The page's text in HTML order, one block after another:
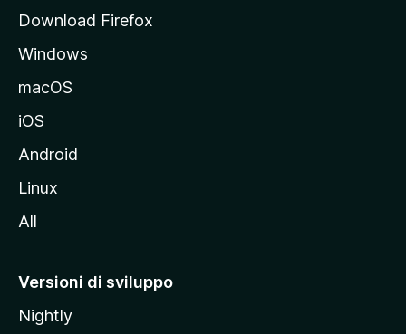
a
l
e
l
t
M
z
Download Firefox
Windows
macOS
iOS
Android
Linux
All
Versioni di sviluppo
Nightly